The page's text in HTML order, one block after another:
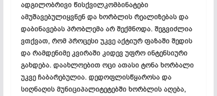
ადგილობრივი წისქვილკომბინატები
ამუშავებულიყვნენ და ხორბლის რეალიზებას და
დაბინავებას პრობლემა არ შექმნოდა. შეგვიძლია
ვთქვათ, რომ პროცესი უკვე აქტიურ ფაზაში შედის
და რამდენიმე კვირაში კიდევ უფრო ინტენსიური
გახდება. დაახლოებით ოცი ათასი ტონა ხორბალი
უკვე ჩაბარებულია. დედოფლისწყაროსა და
სიღნაღის მუნიციპალიტეტებში ხორბლის აღება,